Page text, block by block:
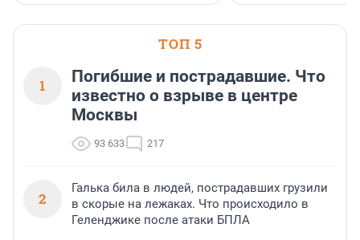
ТОП 5
1
Погибшие и пострадавшие. Что
известно о взрыве в центре
Москвы
93 633 217
2
Галька била в людей, пострадавших грузили
в скорые на лежаках. Что происходило в
Геленджике после атаки БПЛА